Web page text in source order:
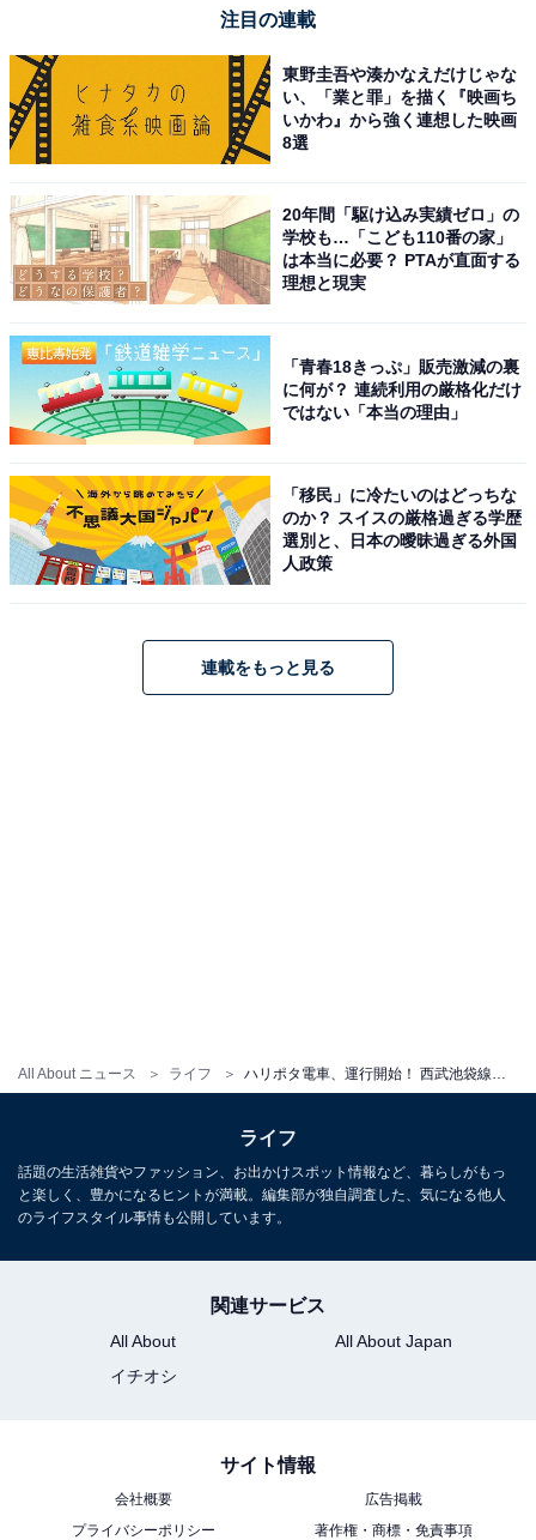
All About ニュース ライフ ハリポタ電車、運行開始！ 西武池袋線「池袋駅」「豊島園駅」もリニューアルでハリポタ一色
ホームには電話ボックスも置かれた
＞次ページ：フルラッピング電車「スタジオツアー東京
エクスプレス」運行開始
注目の連載
東野圭吾や湊かなえだけじゃな
い、「業と罪」を描く『映画ち
いかわ』から強く連想した映画
8選
20年間「駆け込み実績ゼロ」の
学校も…「こども110番の家」
は本当に必要？ PTAが直面する
理想と現実
「青春18きっぷ」販売激減の裏
に何が？ 連続利用の厳格化だけ
ではない「本当の理由」
「移民」に冷たいのはどっちな
のか？ スイスの厳格過ぎる学歴
選別と、日本の曖昧過ぎる外国
人政策
連載をもっと見る
ライフ
話題の生活雑貨やファッション、お出かけスポット情報など、暮らしがもっ
と楽しく、豊かになるヒントが満載。編集部が独自調査した、気になる他人
のライフスタイル事情も公開しています。
関連サービス
All About
All About Japan
イチオシ
サイト情報
会社概要
広告掲載
プライバシーポリシー
著作権・商標・免責事項